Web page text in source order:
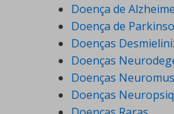
Doença de
Doença de
Doenças
Doenças
Doenças
Doenças